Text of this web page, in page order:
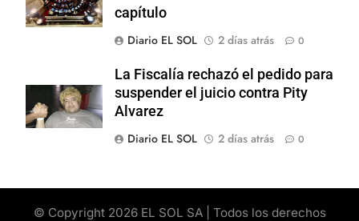
capítulo
Diario EL SOL
2 días atrás 0
La Fiscalía rechazó el pedido para
suspender el juicio contra Pity
Alvarez
Diario EL SOL
2 días atrás 0
© Copyright 2026 EL SOL SA | Todos los derechos